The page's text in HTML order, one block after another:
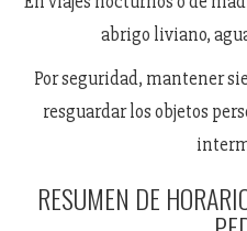
abrigo liviano,
Por seguridad, mantener
resguardar los objetos
RESUMEN DE